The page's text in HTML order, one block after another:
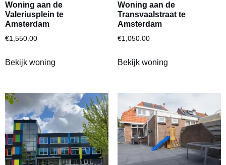
Woning aan de
Valeriusplein te
Amsterdam
€1,550.00
Bekijk woning
Woning aan de
Transvaalstraat te
Amsterdam
€1,050.00
Bekijk woning